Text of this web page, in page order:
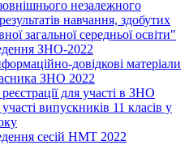
незалежного
навчання, здобутих
загальної середньої освіти"
ЗНО-2022
довідкові матеріали
ЗНО 2022
для участі в ЗНО
випускників 11 класів у
сесій НМТ 2022